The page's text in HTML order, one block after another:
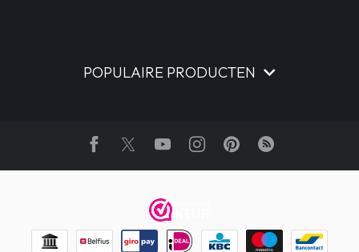
POPULAIRE PRODUCTEN